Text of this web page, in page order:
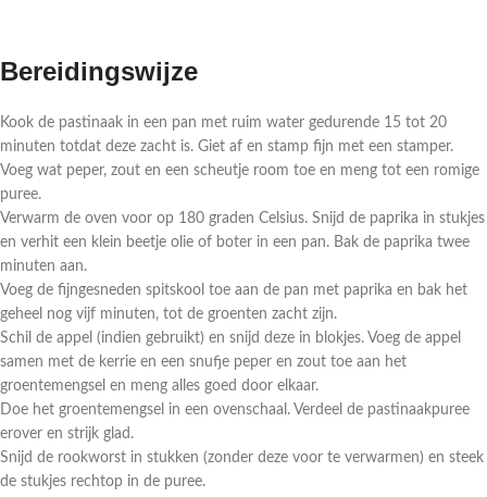
Bereidingswijze
Kook de pastinaak in een pan met ruim water gedurende 15 tot 20
minuten totdat deze zacht is. Giet af en stamp fijn met een stamper.
Voeg wat peper, zout en een scheutje room toe en meng tot een romige
puree.
Verwarm de oven voor op 180 graden Celsius. Snijd de paprika in stukjes
en verhit een klein beetje olie of boter in een pan. Bak de paprika twee
minuten aan.
Voeg de fijngesneden spitskool toe aan de pan met paprika en bak het
geheel nog vijf minuten, tot de groenten zacht zijn.
Schil de appel (indien gebruikt) en snijd deze in blokjes. Voeg de appel
samen met de kerrie en een snufje peper en zout toe aan het
groentemengsel en meng alles goed door elkaar.
Doe het groentemengsel in een ovenschaal. Verdeel de pastinaakpuree
erover en strijk glad.
Snijd de rookworst in stukken (zonder deze voor te verwarmen) en steek
de stukjes rechtop in de puree.